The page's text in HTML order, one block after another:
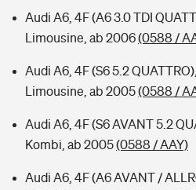
Audi A6, 4F (A6 3.0 TDI
Limousine, ab 2006(0588 /
Audi A6, 4F (S6 5.2
Limousine, ab 2005(0588 /
Audi A6, 4F (S6 AVANT 5.2
Kombi, ab 2005(0588 / AAY)
Audi A6, 4F (A6 AVANT /